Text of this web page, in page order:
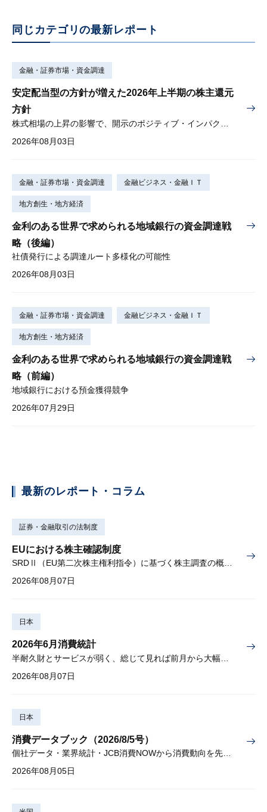
同じカテゴリの最新レポート
金融・証券市場・資金調達
安定配当型の方針が増えた2026年上半期の株主還元
方針
2026年08月03日
金融・証券市場・資金調達 金融ビジネス・金融ＩＴ
地方創生・地方経済
金利のある世界で求められる地域銀行の資金調達戦
略（後編）
社債発行による調達ルート多様化の可能性
2026年08月03日
金融・証券市場・資金調達 金融ビジネス・金融ＩＴ
地方創生・地方経済
金利のある世界で求められる地域銀行の資金調達戦
略（前編）
地域銀行における預金獲得競争
2026年07月29日
最新のレポート・コラム
証券・金融取引の法制度
EUにおける株主確認制度
SRDⅡ（EU第二次株主権利指令）に基づく株主調査の概要と課題
2026年08月07日
日本
2026年6月消費統計
2026年08月07日
日本
消費データブック（2026/8/5号）
個社データ・業界統計・JCB消費NOWから消費動向を先取り
2026年08月05日